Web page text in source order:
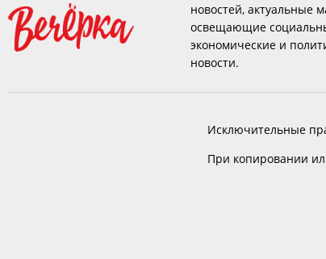
новостей, актуальные
освещающие
экономические и
новости.
Исключительные
При копировании